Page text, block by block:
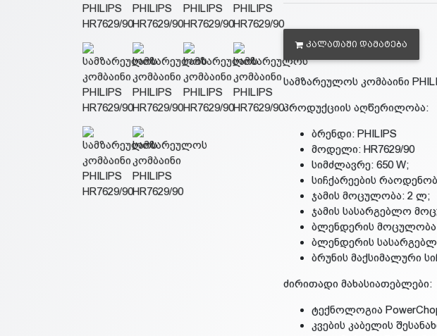
ᲙᲐᲚᲐᲗᲐᲨᲘ ᲓᲐᲛᲐᲢᲔᲑᲐ
სამზარეულოს კომბაინი
პროდუქციის აღწერილობა:
ბრენდი: PHILIPS
მოდელი: HR7629/90
სიმძლავრე: 650 W;
სიჩქარეების
ჯამის მოცულობა: 2 ლ;
ჯამის სასარგებლო
ბლენდერის
ბლენდერის
ბრუნის მაქსიმალური
ძირითადი მახასიათებლები:
ტექნოლოგია
კვების კაბელის